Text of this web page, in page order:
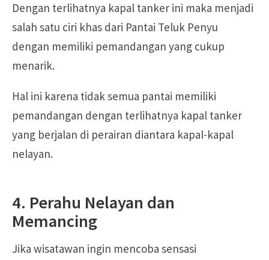
Dengan terlihatnya kapal tanker ini maka menjadi
salah satu ciri khas dari Pantai Teluk Penyu
dengan memiliki pemandangan yang cukup
menarik.
Hal ini karena tidak semua pantai memiliki
pemandangan dengan terlihatnya kapal tanker
yang berjalan di perairan diantara kapal-kapal
nelayan.
4. Perahu Nelayan dan
Memancing
Jika wisatawan ingin mencoba sensasi